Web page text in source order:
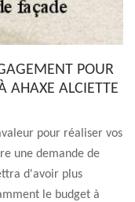
POUR
AHAXE ALCIETTE
pour réaliser vos
une demande de
d'avoir plus
le budget à